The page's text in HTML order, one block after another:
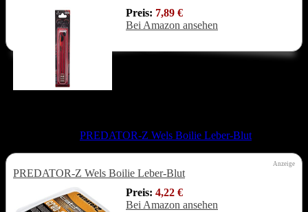
Preis: 7,89 €
Bei Amazon ansehen
PREDATOR-Z Wels Boilie Leber-Blut
Anzeige
PREDATOR-Z Wels Boilie Leber-Blut
Preis: 4,22 €
Bei Amazon ansehen